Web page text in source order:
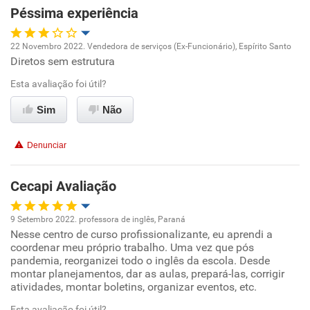
Recomenda esta empresa
Recomenda a diretoria
Péssima experiência
Oportunidade de promoção
Ambiente de trabalho
Benefícios
Não recomenda esta empresa
Não recomenda a diretoria
22 Novembro 2022. Vendedora de serviços (Ex-Funcionário), Espírito Santo
Diretos sem estrutura
Esta avaliação foi útil?
Sim Não
Denunciar
Cecapi Avaliação
Oportunidade de promoção
Ambiente de trabalho
Conciliação com a vida familiar
9 Setembro 2022. professora de inglês, Paraná
Nesse centro de curso profissionalizante, eu aprendi a
coordenar meu próprio trabalho. Uma vez que pós
pandemia, reorganizei todo o inglês da escola. Desde
montar planejamentos, dar as aulas, prepará-las, corrigir
atividades, montar boletins, organizar eventos, etc.